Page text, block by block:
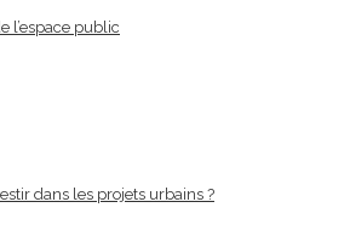
l’espace public
dans les projets urbains ?